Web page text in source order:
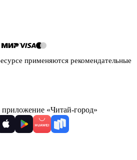
применяются рекомендательные
приложение «Читай-город»